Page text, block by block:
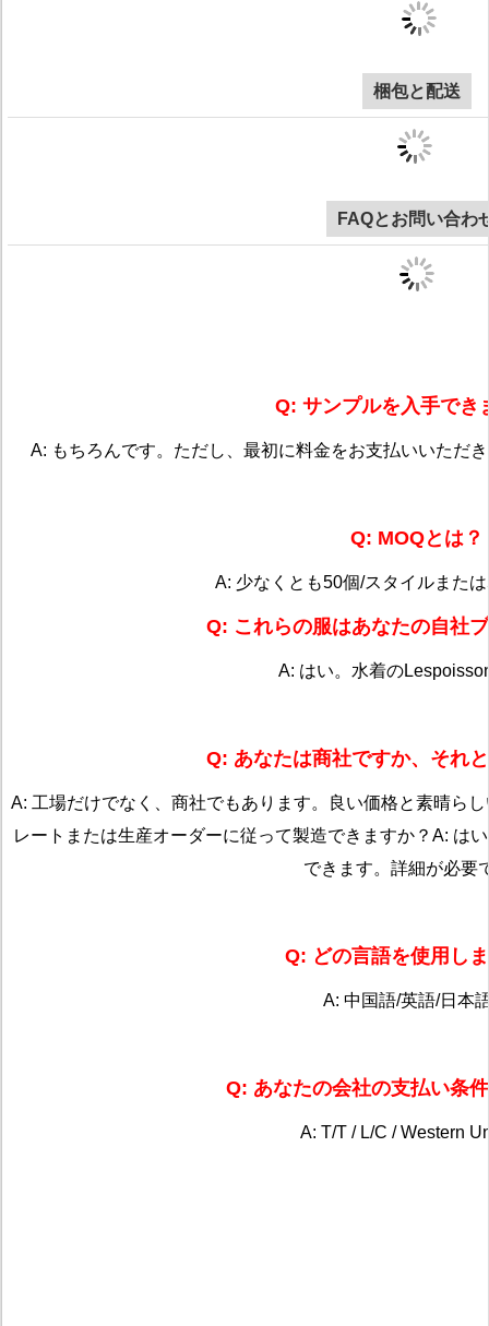
梱包と配送
FAQとお問い合わ
Q: サンプルを入手でき
A: もちろんです。ただし、最初に料金をお支払いいただ
Q: MOQとは？
A: 少なくとも50個/スタイルまた
Q: これらの服はあなたの自社
A: はい。水着の
Q: あなたは商社ですか、それ
A: 工場だけでなく、商社でもあります。良い価格と素晴ら
レートまたは生産オーダーに従って製造できますか？ A: は
できます。詳細が必要
Q: どの言語を使用し
A: 中国語/英語/日本
Q: あなたの会社の支払い条
A: T/T / L/C / Western